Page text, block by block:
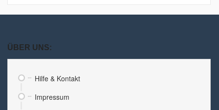
ÜBER UNS:
Hilfe & Kontakt
Impressum